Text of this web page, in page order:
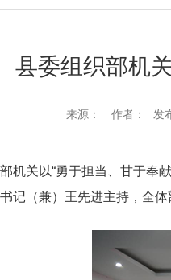
县委组织部机
来源： 作者： 发
机关以“勇于担当、甘于奉
记（兼）王先进主持，全